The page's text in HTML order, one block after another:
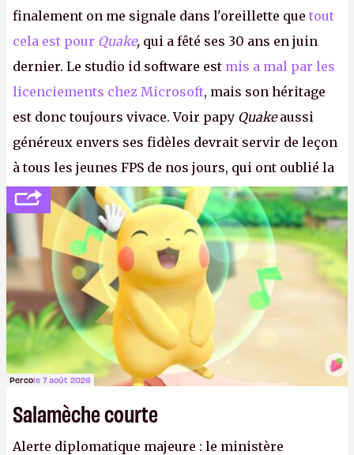
finalement on me signale dans l'oreillette que tout
cela est pour Quake, qui a fêté ses 30 ans en juin
dernier. Le studio id software est mis a mal par les
licenciements chez Microsoft, mais son héritage
est donc toujours vivace. Voir papy Quakeaussi
généreux envers ses fidèles devrait servir de leçon
à tous les jeunes FPS de nos jours, qui ont oublié la
politesse et le respect envers leurs joueurs et les
anciens. Il leur faudrait une bonne guerre des
consoles à ces petits cons !
Percole 7 août 2026
Salamèche courte
Alerte diplomatique majeure : le ministère